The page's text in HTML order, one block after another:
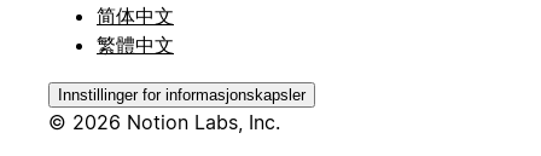
简体中文
繁體中文
Innstillinger for informasjonskapsler
© 2026 Notion Labs, Inc.